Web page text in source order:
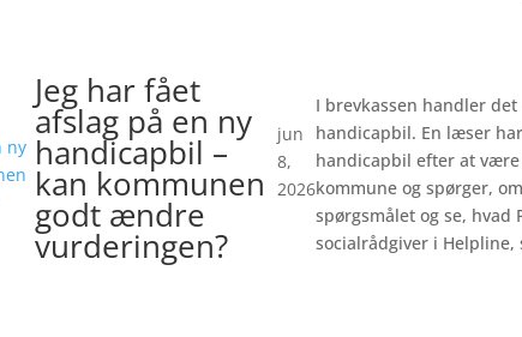
Jeg har fået
afslag på en ny
handicapbil –
kan kommunen
godt ændre
vurderingen?
jun
8,
2026
I brevkassen handler
handicapbil. En læser
handicapbil efter at
kommune og spørger,
spørgsmålet og se, hvad
socialrådgiver i Helpline,